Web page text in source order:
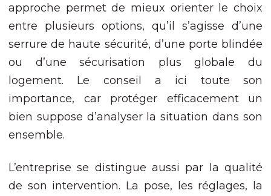
approche permet de mieux orienter le choix
entre plusieurs options, qu’il s’agisse d’une
serrure de haute sécurité, d’une porte blindée
ou d’une sécurisation plus globale du
logement. Le conseil a ici toute son
importance, car protéger efficacement un
bien suppose d’analyser la situation dans son
ensemble.
L’entreprise se distingue aussi par la qualité
de son intervention. La pose, les réglages, la